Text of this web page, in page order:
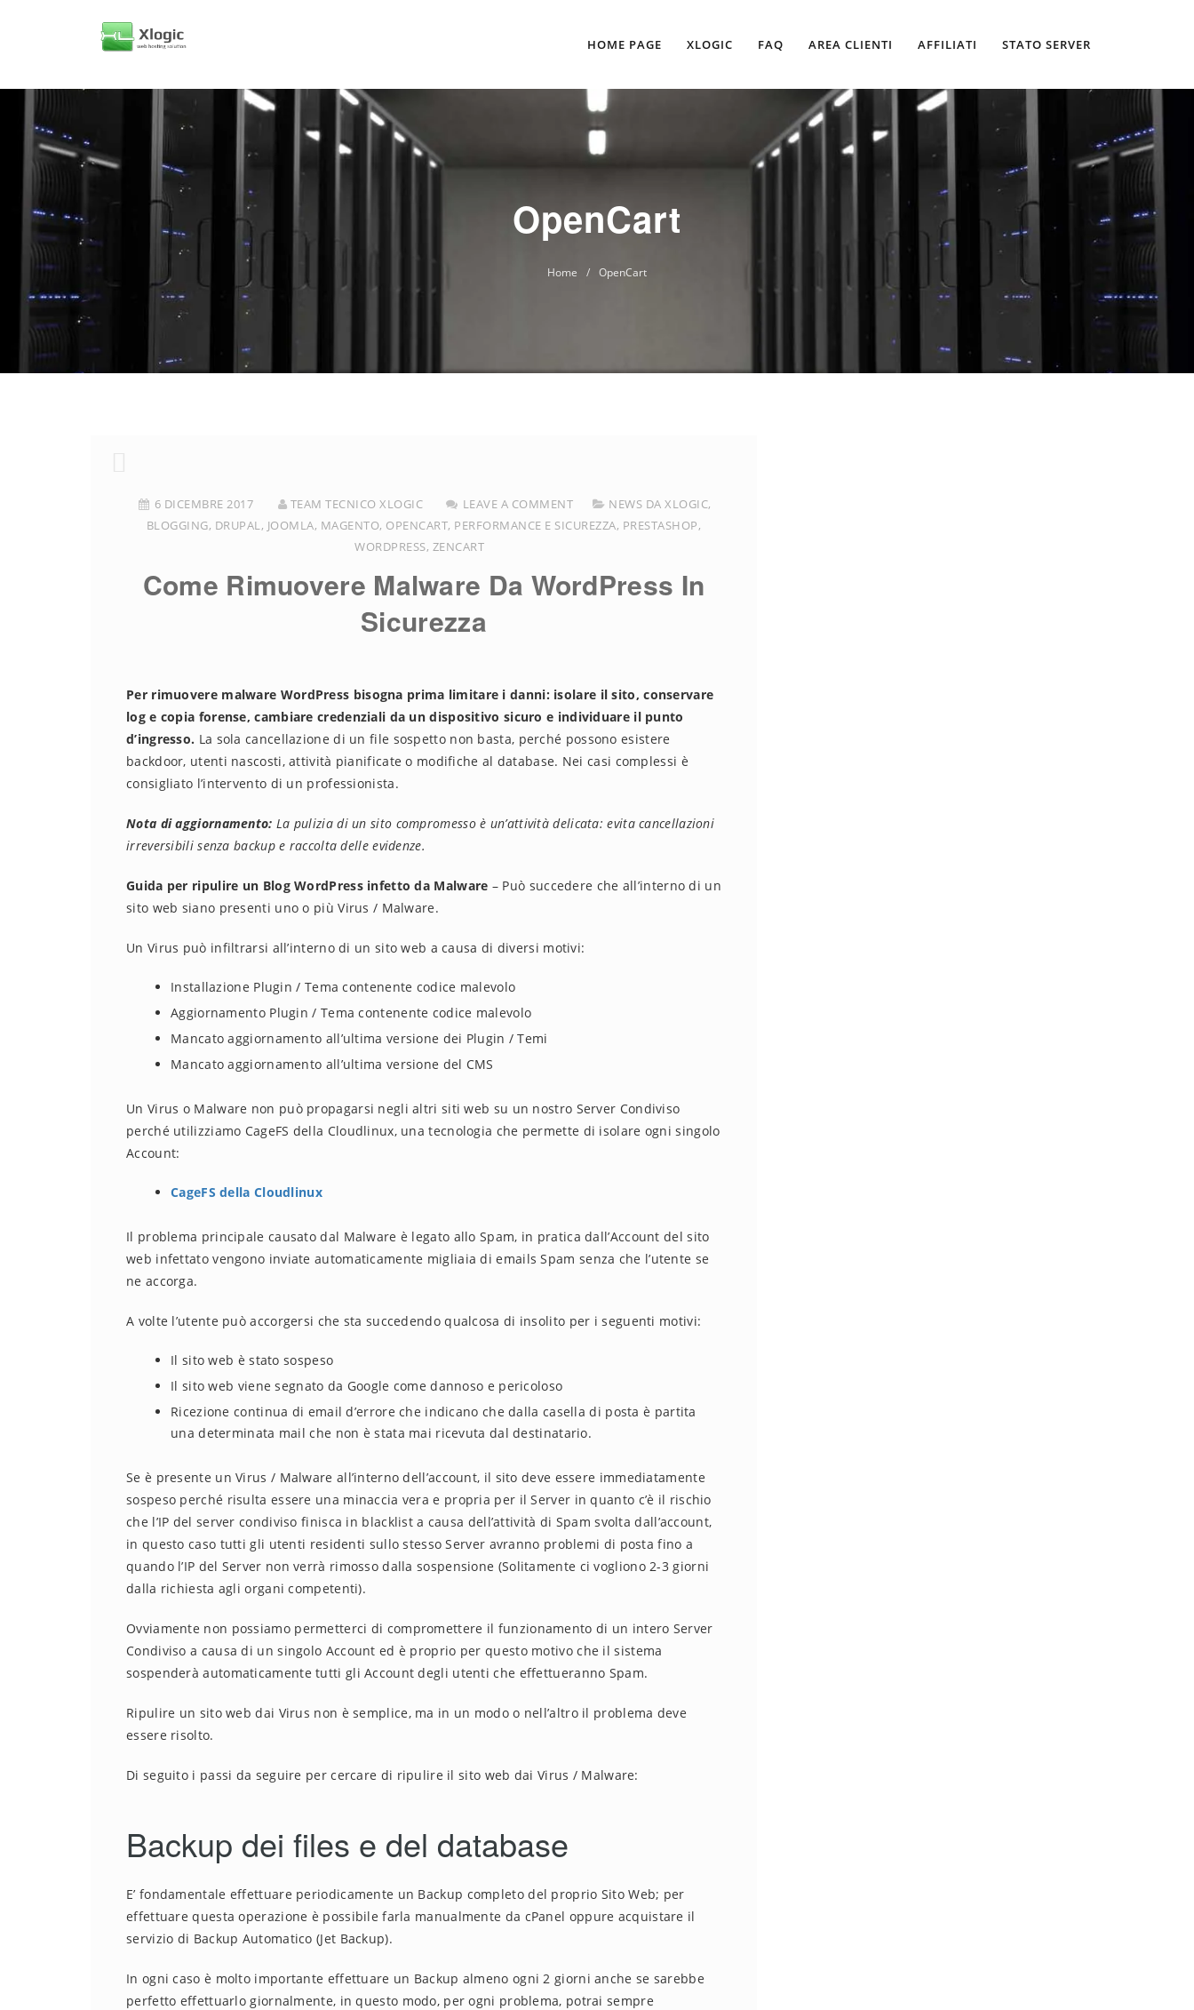
HOME PAGE XLOGIC FAQ AREA CLIENTI AFFILIATI STATO SERVER
OpenCart
Home / OpenCart
6 DICEMBRE 2017 TEAM TECNICO XLOGIC LEAVE A COMMENT NEWS DA XLOGIC,
BLOGGING, DRUPAL, JOOMLA, MAGENTO, OPENCART, PERFORMANCE E SICUREZZA, PRESTASHOP,
WORDPRESS, ZENCART
Come Rimuovere Malware Da WordPress In
Sicurezza
Per rimuovere malware WordPress bisogna prima limitare i danni: isolare il sito, conservare
log e copia forense, cambiare credenziali da un dispositivo sicuro e individuare il punto
d’ingresso. La sola cancellazione di un file sospetto non basta, perché possono esistere
backdoor, utenti nascosti, attività pianificate o modifiche al database. Nei casi complessi è
consigliato l’intervento di un professionista.
Nota di aggiornamento: La pulizia di un sito compromesso è un’attività delicata: evita cancellazioni
irreversibili senza backup e raccolta delle evidenze.
Guida per ripulire un Blog WordPress infetto da Malware – Può succedere che all’interno di un
sito web siano presenti uno o più Virus / Malware.
Un Virus può infiltrarsi all’interno di un sito web a causa di diversi motivi:
Installazione Plugin / Tema contenente codice malevolo
Aggiornamento Plugin / Tema contenente codice malevolo
Mancato aggiornamento all’ultima versione dei Plugin / Temi
Mancato aggiornamento all’ultima versione del CMS
Un Virus o Malware non può propagarsi negli altri siti web su un nostro Server Condiviso
perché utilizziamo CageFS della Cloudlinux, una tecnologia che permette di isolare ogni singolo
Account:
CageFS della Cloudlinux
Il problema principale causato dal Malware è legato allo Spam, in pratica dall’Account del sito
web infettato vengono inviate automaticamente migliaia di emails Spam senza che l’utente se
ne accorga.
A volte l’utente può accorgersi che sta succedendo qualcosa di insolito per i seguenti motivi:
Il sito web è stato sospeso
Il sito web viene segnato da Google come dannoso e pericoloso
Ricezione continua di email d’errore che indicano che dalla casella di posta è partita
una determinata mail che non è stata mai ricevuta dal destinatario.
Se è presente un Virus / Malware all’interno dell’account, il sito deve essere immediatamente
sospeso perché risulta essere una minaccia vera e propria per il Server in quanto c’è il rischio
che l’IP del server condiviso finisca in blacklist a causa dell’attività di Spam svolta dall’account,
in questo caso tutti gli utenti residenti sullo stesso Server avranno problemi di posta fino a
quando l’IP del Server non verrà rimosso dalla sospensione (Solitamente ci vogliono 2-3 giorni
dalla richiesta agli organi competenti).
Ovviamente non possiamo permetterci di compromettere il funzionamento di un intero Server
Condiviso a causa di un singolo Account ed è proprio per questo motivo che il sistema
sospenderà automaticamente tutti gli Account degli utenti che effettueranno Spam.
Ripulire un sito web dai Virus non è semplice, ma in un modo o nell’altro il problema deve
essere risolto.
Di seguito i passi da seguire per cercare di ripulire il sito web dai Virus / Malware:
Backup dei files e del database
E’ fondamentale effettuare periodicamente un Backup completo del proprio Sito Web; per
effettuare questa operazione è possibile farla manualmente da cPanel oppure acquistare il
servizio di Backup Automatico (Jet Backup).
In ogni caso è molto importante effettuare un Backup almeno ogni 2 giorni anche se sarebbe
perfetto effettuarlo giornalmente, in questo modo, per ogni problema, potrai sempre